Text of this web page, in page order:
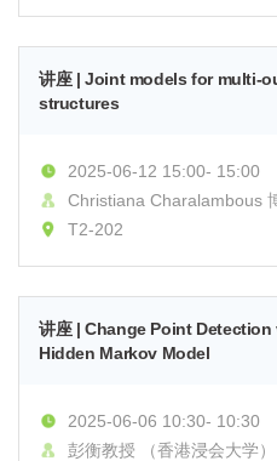
讲座 | Joint models for multi-
structures
2025-06-12 15:00- 15:00
Christiana Charalambous
T2-202
讲座 | Change Point
Hidden Markov Model
2025-06-06 10:30- 10:30
彭衡教授 （香港浸会大学）